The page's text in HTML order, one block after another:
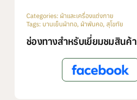
Categories: ผ้าและเครื่องแต่งกาย
Tags: บานเย็นผ้าทอ, ผ้าพันคอ, สุโขทัย
ช่องทางสำหรับเยี่ยมชมสินค้า